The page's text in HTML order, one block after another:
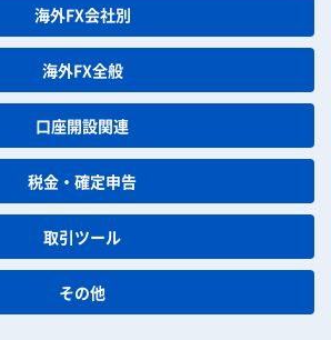
海外FX会社別
海外FX全般
口座開設関連
税金・確定申告
取引ツール
その他